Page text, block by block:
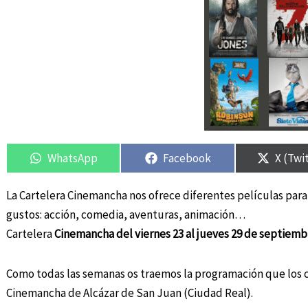
en
WhatsApp
Compartir
en
Facebook
en
X
La Cartelera Cinemancha nos ofrece diferentes películas
gustos: acción, comedia, aventuras, animación…
CarteleraCinemancha del viernes 23 al jueves 29 de
Como todas las semanas os traemos la programación que los
Cinemancha de Alcázar de San Juan (Ciudad Real).
en
Compartir
en en